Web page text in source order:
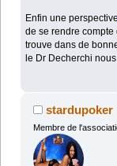
Enfin une
de se rendre
trouve dans de
le Dr Decherchi
stardupoker
Membre de